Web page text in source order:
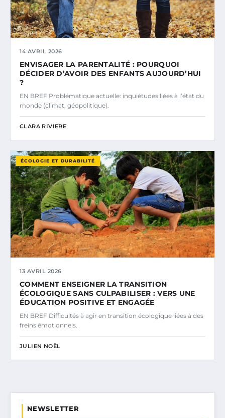
14 AVRIL 2026
ENVISAGER LA PARENTALITÉ : POURQUOI
DÉCIDER D’AVOIR DES ENFANTS AUJOURD’HUI
?
EN BREF Problématique actuelle: inquiétudes liées à l’état du
monde (climat, géopolitique).
CLARA RIVIERE
ÉCOLOGIE ET DURABILITÉ
13 AVRIL 2026
COMMENT ENSEIGNER LA TRANSITION
ÉCOLOGIQUE SANS CULPABILISER : VERS UNE
ÉDUCATION POSITIVE ET ENGAGÉE
EN BREF Difficultés à agir en transition écologique liées à des
freins émotionnels.
JULIEN NOËL
NEWSLETTER